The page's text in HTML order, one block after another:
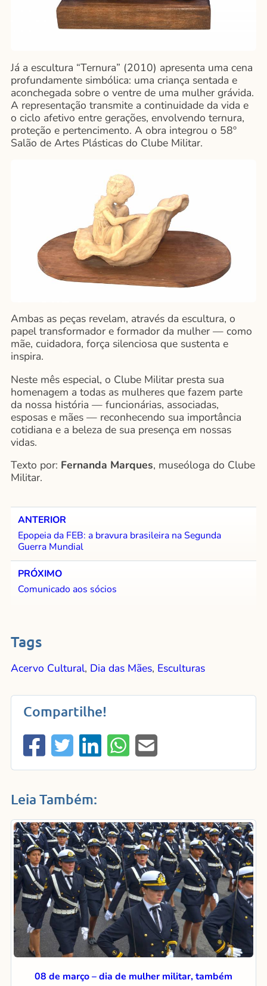
Já a escultura “Ternura” (2010) apresenta uma cena
profundamente simbólica: uma criança sentada e
aconchegada sobre o ventre de uma mulher grávida.
A representação transmite a continuidade da vida e
o ciclo afetivo entre gerações, envolvendo ternura,
proteção e pertencimento. A obra integrou o 58º
Salão de Artes Plásticas do Clube Militar.
Ambas as peças revelam, através da escultura, o
papel transformador e formador da mulher — como
mãe, cuidadora, força silenciosa que sustenta e
inspira.
Neste mês especial, o Clube Militar presta sua
homenagem a todas as mulheres que fazem parte
da nossa história — funcionárias, associadas,
esposas e mães — reconhecendo sua importância
cotidiana e a beleza de sua presença em nossas
vidas.
Texto por: Fernanda Marques, museóloga do Clube
Militar.
ANTERIOR
Epopeia da FEB: a bravura brasileira na Segunda
Guerra Mundial
PRÓXIMO
Comunicado aos sócios
Tags
Acervo Cultural, Dia das Mães, Esculturas
Compartilhe!
Leia Também:
08 de março – dia de mulher militar, também